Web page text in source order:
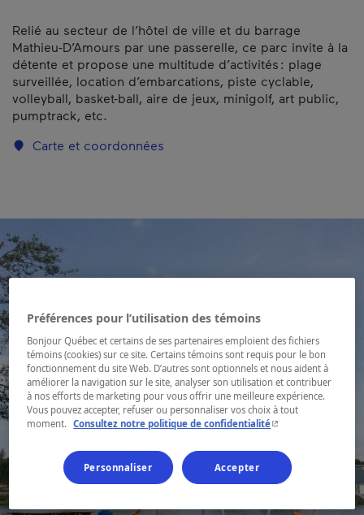
Relié au secteur de l’hôtel de ville et du barrage
Mathieu-D’Amours par une passerelle, ce parc invite à la
détente et propose une multitude d’activités : plage
surveillée, location d’embarcations, piste cyclable,
volleyball, basket-ball, aire de jeux, minigolf, art public,
pumptrack, etc.
Carte et coordonnées
Préférences pour l’utilisation des témoins
Bonjour Québec et certains de ses partenaires emploient des fichiers
témoins (cookies) sur ce site. Certains témoins sont requis pour le bon
fonctionnement du site Web. D’autres sont optionnels et nous aident à
améliorer la navigation sur le site, analyser son utilisation et contribuer
à nos efforts de marketing pour vous offrir une meilleure expérience.
Vous pouvez accepter, refuser ou personnaliser vos choix à tout
moment.
Consultez notre politique de confidentialité- Cet hyperlien
Personnaliser Accepter